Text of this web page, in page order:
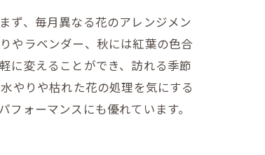
ず、毎月異なる花のアレンジメン
やラベンダー、秋には紅葉の色合
に変えることができ、訪れる季節
やりや枯れた花の処理を気にする
ォーマンスにも優れています。